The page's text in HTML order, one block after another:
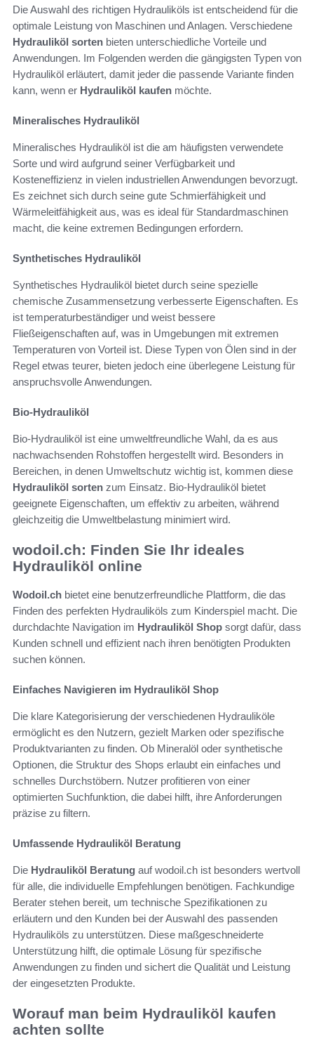
Die Auswahl des richtigen Hydrauliköls ist entscheidend für die
optimale Leistung von Maschinen und Anlagen. Verschiedene
Hydrauliköl sorten bieten unterschiedliche Vorteile und
Anwendungen. Im Folgenden werden die gängigsten Typen von
Hydrauliköl erläutert, damit jeder die passende Variante finden
kann, wenn er Hydrauliköl kaufen möchte.
Mineralisches Hydrauliköl
Mineralisches Hydrauliköl ist die am häufigsten verwendete
Sorte und wird aufgrund seiner Verfügbarkeit und
Kosteneffizienz in vielen industriellen Anwendungen bevorzugt.
Es zeichnet sich durch seine gute Schmierfähigkeit und
Wärmeleitfähigkeit aus, was es ideal für Standardmaschinen
macht, die keine extremen Bedingungen erfordern.
Synthetisches Hydrauliköl
Synthetisches Hydrauliköl bietet durch seine spezielle
chemische Zusammensetzung verbesserte Eigenschaften. Es
ist temperaturbeständiger und weist bessere
Fließeigenschaften auf, was in Umgebungen mit extremen
Temperaturen von Vorteil ist. Diese Typen von Ölen sind in der
Regel etwas teurer, bieten jedoch eine überlegene Leistung für
anspruchsvolle Anwendungen.
Bio-Hydrauliköl
Bio-Hydrauliköl ist eine umweltfreundliche Wahl, da es aus
nachwachsenden Rohstoffen hergestellt wird. Besonders in
Bereichen, in denen Umweltschutz wichtig ist, kommen diese
Hydrauliköl sorten zum Einsatz. Bio-Hydrauliköl bietet
geeignete Eigenschaften, um effektiv zu arbeiten, während
gleichzeitig die Umweltbelastung minimiert wird.
wodoil.ch: Finden Sie Ihr ideales
Hydrauliköl online
Wodoil.ch bietet eine benutzerfreundliche Plattform, die das
Finden des perfekten Hydrauliköls zum Kinderspiel macht. Die
durchdachte Navigation im Hydrauliköl Shop sorgt dafür, dass
Kunden schnell und effizient nach ihren benötigten Produkten
suchen können.
Einfaches Navigieren im Hydrauliköl Shop
Die klare Kategorisierung der verschiedenen Hydrauliköle
ermöglicht es den Nutzern, gezielt Marken oder spezifische
Produktvarianten zu finden. Ob Mineralöl oder synthetische
Optionen, die Struktur des Shops erlaubt ein einfaches und
schnelles Durchstöbern. Nutzer profitieren von einer
optimierten Suchfunktion, die dabei hilft, ihre Anforderungen
präzise zu filtern.
Umfassende Hydrauliköl Beratung
Die Hydrauliköl Beratung auf wodoil.ch ist besonders wertvoll
für alle, die individuelle Empfehlungen benötigen. Fachkundige
Berater stehen bereit, um technische Spezifikationen zu
erläutern und den Kunden bei der Auswahl des passenden
Hydrauliköls zu unterstützen. Diese maßgeschneiderte
Unterstützung hilft, die optimale Lösung für spezifische
Anwendungen zu finden und sichert die Qualität und Leistung
der eingesetzten Produkte.
Worauf man beim Hydrauliköl kaufen
achten sollte